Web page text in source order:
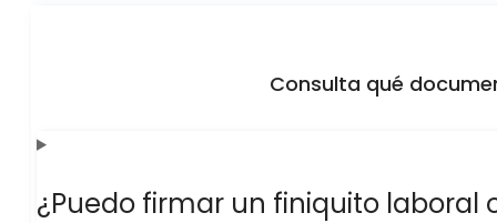
Consulta qué
¿Puedo firmar un finiquito